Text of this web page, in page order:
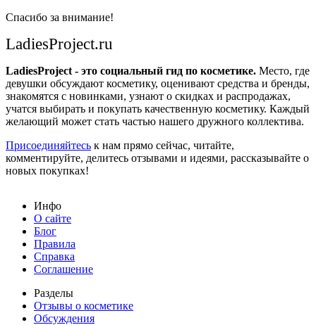
Спасибо за внимание!
LadiesProject.ru
LadiesProject - это социальный гид по косметике. Место, где
девушки обсуждают косметику, оценивают средства и бренды,
знакомятся с новинками, узнают о скидках и распродажах,
учатся выбирать и покупать качественную косметику. Каждый
желающий может стать частью нашего дружного коллектива.
Присоединяйтесь к нам прямо сейчас, читайте,
комментируйте, делитесь отзывами и идеями, рассказывайте о
новых покупках!
Инфо
О сайте
Блог
Правила
Справка
Соглашение
Разделы
Отзывы о косметике
Обсуждения